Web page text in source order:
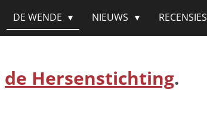
DE WENDE NIEUWS RECENSIES
de Hersenstichting.